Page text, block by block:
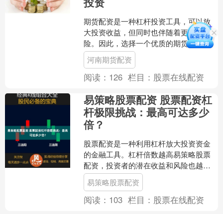
期货配资是一种杠杆投资工具，可以放
大投资收益，但同时也伴随着更高的风
险。因此，选择一个优质的期货配资平
台至关重要。 3. 透明度高：正规平台应
提供透明的费用结构....
河南期货配资
阅读： 126 栏目： 股票在线配资
易策略股票配资 股票配资杠
杆极限挑战：最高可达多少
倍？
股票配资是一种利用杠杆放大投资资金
的金融工具。杠杆倍数越高易策略股票
配资，投资者的潜在收益和风险也越
大。那么，股票配资的杠杆极限究竟是
多少呢？ 炒股配资是指投资....
易策略股票配资
阅读： 103 栏目： 股票在线配资